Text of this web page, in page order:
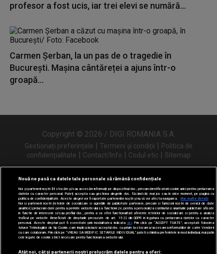
profesor a fost ucis, iar trei elevi se numără...
Carmen Șerban, la un pas de o tragedie în
București. Mașina cântăreței a ajuns într-o
groapă...
Copyright © 2026 / DIGI ROMANIA S.A.
Gestionați preferințele | Termeni și condiții | Politica de
confidențialitate | Contact/Info | Codul etic | Sitemap
Urmărește-ne și pe
Nouă ne pasă ca datele tale personale să rămână confidențiale
Noi și partenerii noștri31 stocăm și/sau accesăm informații pe dispozitivul dvs., precum identificatorii cookie unici pentru prelucrarea
datelor cu caracter personal. Puteți accepta sau gestiona alegerile dvs. făcând clic mai jos sau în orice moment, pe pagina cu
politica de confidențialitate. Aceste alegeri vor fi raportate partenerilor noștri și nu vă vor afecta navigarea.
Mai multe detalii
Noi si partenerii nostri (retelele de socializare si agentiile de publicitate partenere, precum si furnizorii nostri de servicii de date
analitice) prelucram date pentru a permite website-ului sa functioneze, pentru a personaliza continutul si anunturile publicitare afisate
in functie de interesele si/sau profilul dvs., pentru a va oferi functionalitati aferente retelelor de socializare si pentru a analiza
traficul pe website. Beneficiati de drepturile prevazute de art. 15-22 din GDPR in legatura cu prelucrarea datelor cu caracter
personal. Aceste drepturi pot fi exercitate prin modalitatea indicata aici. Prin click pe “ACCEPT TOATE”, acceptati folosirea
tuturor Tehnologiilor de tip Cookie, care implica inclusiv acceptul dvs. cu privire la stocarea/accesarea informatiilor de catre Vendor-ii
cu care colaboram. Prin click pe “VREAU SA MODIFIC SETARILE INDIVIDUAL” puteti schimba preferintele in mod individual, mai putin
cele legate de cookie strict necesare pentru functionarea website-ului.
Atât noi, cât și partenerii noștri prelucrăm datele pentru a oferi: